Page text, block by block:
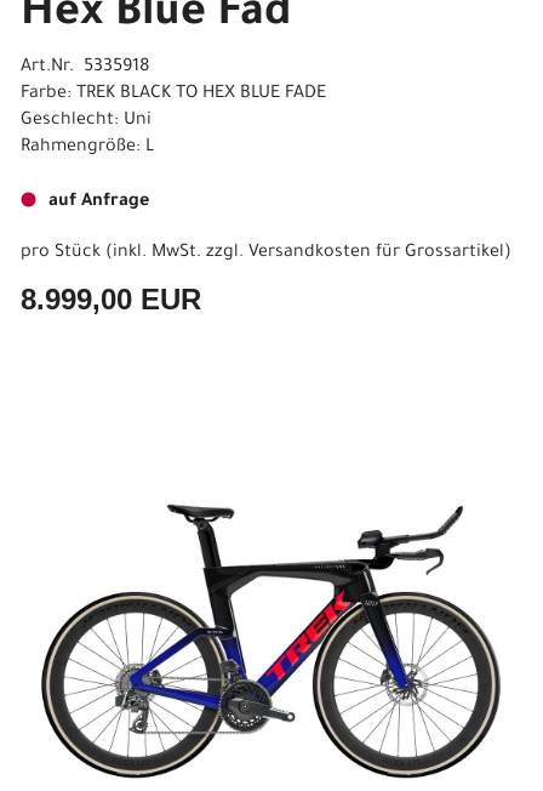
Hex Blue Fad
Art.Nr. 5335918
Farbe: TREK BLACK TO HEX BLUE FADE
Geschlecht: Uni
Rahmengröße: L
auf Anfrage
pro Stück (inkl. MwSt. zzgl. Versandkosten für Grossartikel)
8.999,00 EUR